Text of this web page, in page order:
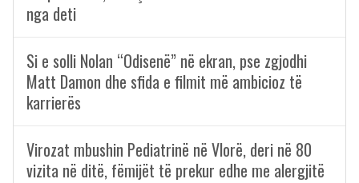
nga deti
Si e solli Nolan “Odisenë” në ekran, pse zgjodhi
Matt Damon dhe sfida e filmit më ambicioz të
karrierës
Virozat mbushin Pediatrinë në Vlorë, deri në 80
vizita në ditë, fëmijët të prekur edhe me alergjitë